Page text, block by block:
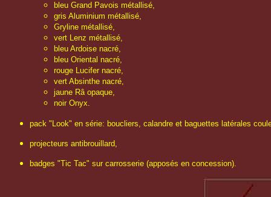
bleu Grand Pavois métallisé,
gris Aluminium métallisé,
Gryline métallisé,
vert Lenz métallisé,
bleu Ardoise nacré,
bleu Oriental nacré,
rouge Lucifer nacré,
vert Absinthe nacré,
jaune Râ opaque,
noir Onyx.
pack "Look" en série: boucliers, calandre et baguettes latérales
projecteurs antibrouillard,
badges "Tic Tac" sur carrosserie (apposés en concession).